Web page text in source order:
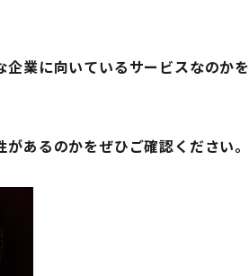
業に向いているサービスなのかを
あるのかをぜひご確認ください。